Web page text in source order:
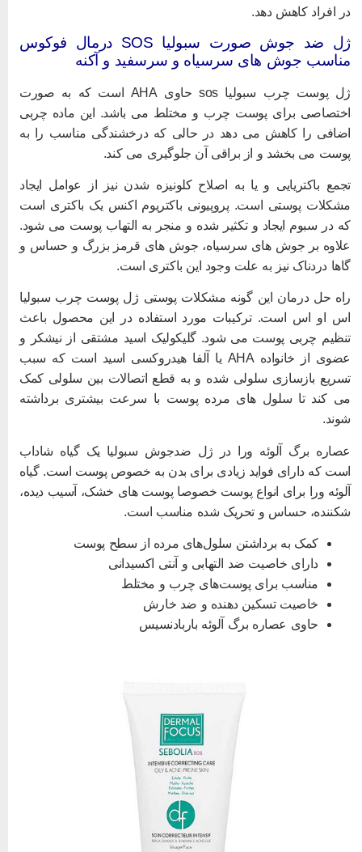
افراد کاهش دهد.
ژل ضد جوش صورت سبولیا SOS درمال فوکوس
جوش های سرسیاه و سرسفید و آکنه
ژل پوست چرب سبولیا sos حاوی AHA است که به صورت
برای پوست چرب و مختلط می باشد. این ماده چربی
را کاهش می دهد در حالی که درخشندگی مناسب را به
می بخشد و از براقی آن جلوگیری می کند.
باکتریایی و یا به اصلاح کلونیزه شدن نیز از عوامل ایجاد
پوستی است. پروپیونی باکتریوم اکنس یک باکتری است
در سبوم ایجاد و تکثیر شده و منجر به التهاب پوست می شود.
بر جوش های سرسیاه، جوش های قرمز بزرگ و حساس و
دردناک نیز به علت وجود این باکتری است.
حل درمان این گونه مشکلات پوستی ژل پوست چرب سبولیا
او اس است. ترکیبات مورد استفاده در این محصول باعث
چربی پوست می شود. گلیکولیک اسید مشتقی از نیشکر و
عضوی از خانواده AHA یا آلفا هیدروکسی اسید است که سبب
بازسازی سلولی شده و به قطع اتصالات بین سلولی کمک
کند تا سلول های مرده پوست با سرعت بیشتری برداشته
برگ آلوئه ورا در ژل ضدجوش سبولیا یک گیاه شاداب
که دارای فواید زیادی برای بدن به خصوص پوست است. گیاه
ورا برای انواع پوست خصوصا پوست های خشک، آسیب دیده،
حساس و تحریک شده مناسب است.
کمک به برداشتن سلول‌های مرده از سطح پوست
دارای خاصیت ضد التهابی و آنتی اکسیدانی
مناسب برای پوست‌های چرب و مختلط
خاصیت تسکین دهنده و ضد خارش
حاوی عصاره برگ آلوئه باربادنسیس